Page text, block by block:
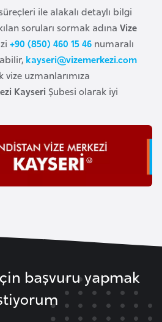
ile alakalı detaylı bilgi
soruları sormak adına Vize
+90 (850) 460 15 46 numaralı
kayseri@vizemerkezi.com
uzmanlarımıza
Kayseri Şubesi olarak iyi
başvuru yapmak